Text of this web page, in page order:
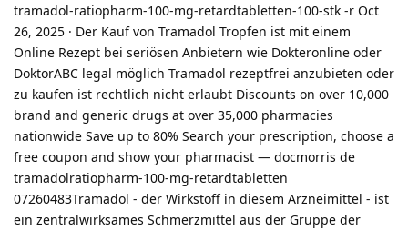
tramadol-ratiopharm-100-mg-retardtabletten-100-stk -r Oct
26, 2025 · Der Kauf von Tramadol Tropfen ist mit einem
Online Rezept bei seriösen Anbietern wie Dokteronline oder
DoktorABC legal möglich Tramadol rezeptfrei anzubieten oder
zu kaufen ist rechtlich nicht erlaubt Discounts on over 10,000
brand and generic drugs at over 35,000 pharmacies
nationwide Save up to 80% Search your prescription, choose a
free coupon and show your pharmacist — docmorris de
tramadolratiopharm-100-mg-retardtabletten
07260483Tramadol - der Wirkstoff in diesem Arzneimittel - ist
ein zentralwirksames Schmerzmittel aus der Gruppe der